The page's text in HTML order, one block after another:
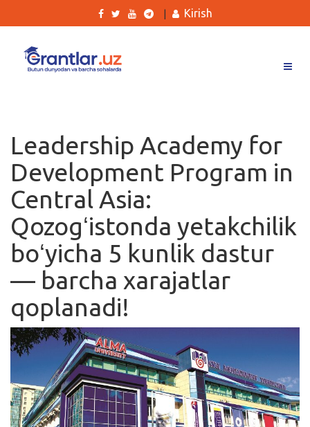
Ishlar
Kurslar
Blog
Yana
Qidirish
Kirish
Kirish
Leadership Academy for
Development Program in
Central Asia:
Qozogʻistonda yetakchilik
boʻyicha 5 kunlik dastur
— barcha xarajatlar
qoplanadi!